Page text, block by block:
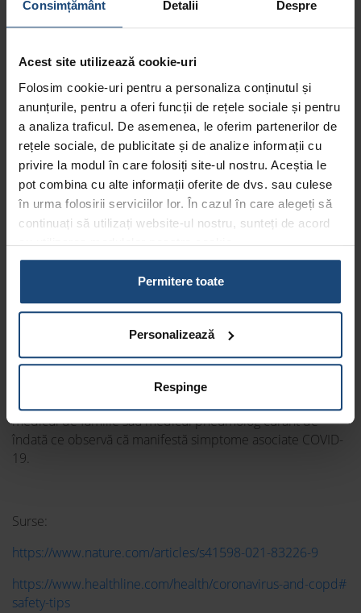
Consimțământ Detalii Despre
Acest site utilizează cookie-uri
Folosim cookie-uri pentru a personaliza conținutul și
anunțurile, pentru a oferi funcții de rețele sociale și pentru
a analiza traficul. De asemenea, le oferim partenerilor de
rețele sociale, de publicitate și de analize informații cu
privire la modul în care folosiți site-ul nostru. Aceștia le
pot combina cu alte informații oferite de dvs. sau culese
în urma folosirii serviciilor lor. În cazul în care alegeți să
continuați să utilizați website-ul nostru, sunteți de acord
cu utilizarea modulelor noastre cookie.
Aflați mai multe despre cine suntem, cum ne puteți
contacta și cum procesăm datele personale în
noastră de confidențialitate.
Permitere toate
Personalizează
Respinge
de asemenea, poate afecta ficatul. Pot exista și alți factori
BPOC nu se vindecă, însă poate fi ținută sub control
Afectarea plămânilor cauzată de BPOC este permanentă,
dar tratamentul poate ajuta la încetinirea progresului
afecțiunii și la prevenirea complicațiilor asociate.
Prognosticul bolii variază de la o persoană la alta. Cert este
că nivelul de deteriorare al plămânilor nu poate fi vindecat
sau inversat, dar tratamentul ajută la menținerea bolii sub
control, astfel încât să nu limiteze sever activitățile
obișnuite.
Renunțarea la fumat este cel mai bun lucru pe care îl pot
face persoanele diagnosticate cu BPOC pentru sănătatea
medicamente recomandate pentru a facilita respirația,
programe specializate de reabilitare pulmonară sau
operația de transplant pulmonar – deși aceasta este o
opțiune pentru un număr foarte mic de persoane
medicul de familie sau medicul pneumolog curant de
îndată ce observă că manifestă simptome asociate COVID-
19.
Surse:
https://www.nature.com/articles/s41598-021-83226-9
https://www.healthline.com/health/coronavirus-and-copd#
safety-tips